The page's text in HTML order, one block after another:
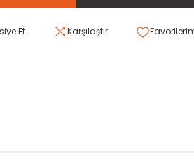
Et Karşılaştır